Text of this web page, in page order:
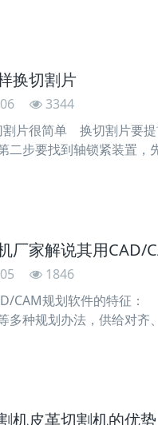
换切割片
3344
割片很简单 换切割片要
步要找到轴锁紧装置，
厂家解说其用CAD/
1846
规划软件的特征：
多种规划办法，供给对
机皮革切割机的优势